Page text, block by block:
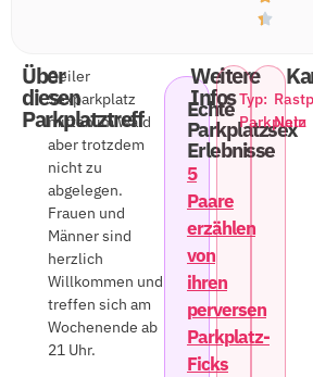
Über
diesen
Parkplatztreff
Geiler
Sexparkplatz
mitten im Wald
aber trotzdem
nicht zu
abgelegen.
Frauen und
Männer sind
herzlich
Willkommen und
treffen sich am
Wochenende ab
21 Uhr.
Echte
Parkplatzsex
Erlebnisse
5
Paare
erzählen
von
ihren
perversen
Parkplatz-
Ficks
Weitere
Infos Typ:
Parkplatz
Nein